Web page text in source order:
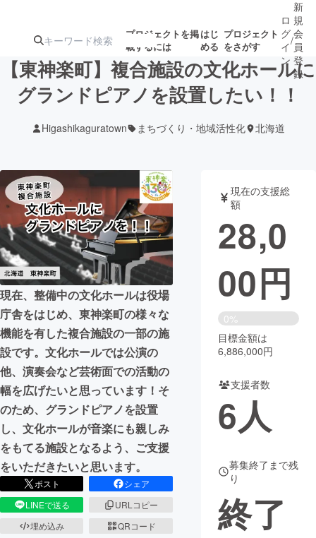
プロジェクトを掲
載するには
はじ
める
プロジェクト
をさがす
ジェクト
ターン
ジェクト
募集終了が近いプ
ロジェクト
もうすぐ公開
されます
アート・写真 音楽
テクノロジー・ガジェット ゲーム・
映像・映画 書籍・雑誌
ビジネス・起業 チャレンジ
まちづくり・地域活性化
CAMPFIRE for Social Good
CAMPFIRE Creation
CAMPFIREふるさと納税
コミュニティ
ロ
グ
イ
ン
/
新
規
会
員
登
録
【東神楽町】複合施設の文化ホールに
グランドピアノを設置したい！！
Higashikaguratown まちづくり・地域活性化 北海道
現在、整備中の文化ホールは役場
庁舎をはじめ、東神楽町の様々な
機能を有した複合施設の一部の施
設です。文化ホールでは公演の
他、演奏会など芸術面での活動の
幅を広げたいと思っています！そ
のため、グランドピアノを設置
し、文化ホールが音楽にも親しみ
をもてる施設となるよう、ご支援
をいただきたいと思います。
ポスト
シェア
LINEで送る
URLコピー
埋め込み
QRコード
現在の支援総
額
28,0
00円
0%
目標金額は
6,886,000円
支援者数
6人
募集終了まで残
り
終了